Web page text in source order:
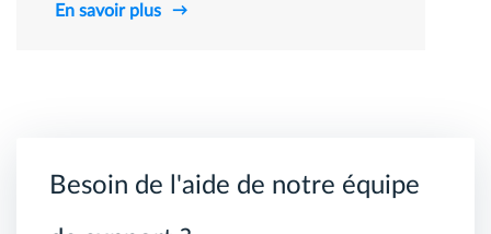
En savoir plus
Besoin de l'aide de notre équipe